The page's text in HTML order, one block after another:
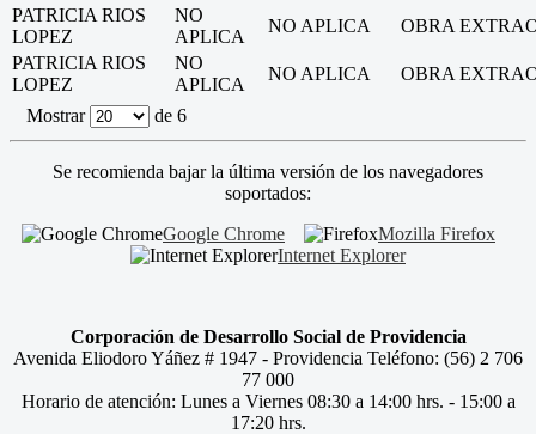
PATRICIA RIOS
LOPEZ
NO
APLICA
NO APLICA
OBRA
PATRICIA RIOS
LOPEZ
NO
APLICA
NO APLICA OBRA
Mostrar de 6
Se recomienda bajar la última versión de los navegadores
soportados:
Google Chrome
Mozilla Firefox
Internet Explorer
Corporación de Desarrollo Social de Providencia
Avenida Eliodoro Yáñez # 1947 - Providencia Teléfono: (56) 2 706
77 000
Horario de atención: Lunes a Viernes 08:30 a 14:00 hrs. - 15:00 a
17:20 hrs.